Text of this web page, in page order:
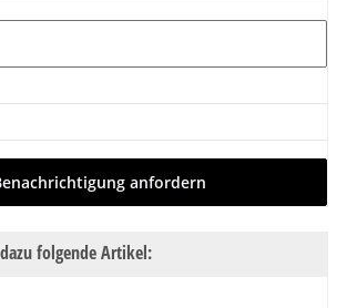
anfordern
folgende Artikel: